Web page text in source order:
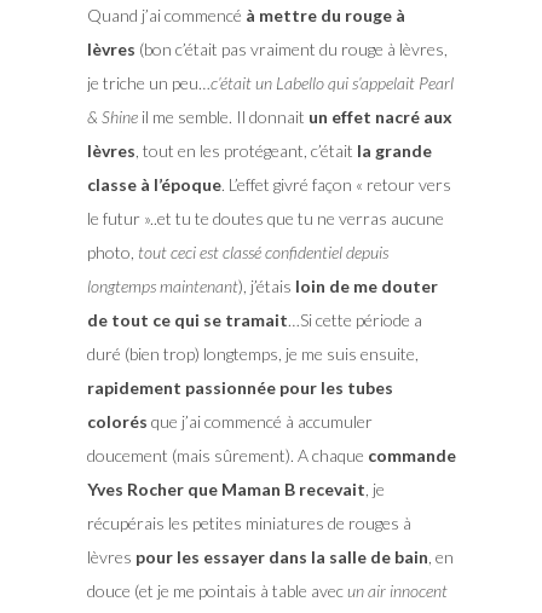
Quand j’ai commencé à mettre du rouge à
lèvres (bon c’était pas vraiment du rouge à lèvres,
je triche un peu…c’était un Labello qui s’appelait Pearl
& Shineil me semble. Il donnait un effet nacré aux
lèvres , tout en les protégeant, c’était la grande
classe à l’époque. L’effet givré façon « retour vers
le futur »..et tu te doutes que tu ne verras aucune
photo, tout ceci est classé confidentiel depuis
longtemps maintenant), j’étais loin de me douter
de tout ce qui se tramait…Si cette période a
duré (bien trop) longtemps, je me suis ensuite,
rapidement passionnée pour les tubes
colorés que j’ai commencé à accumuler
doucement (mais sûrement). A chaque commande
Yves Rocher que Maman B recevait , je
récupérais les petites miniatures de rouges à
lèvres pour les essayer dans la salle de bain , en
douce (et je me pointais à table avecun air innocent